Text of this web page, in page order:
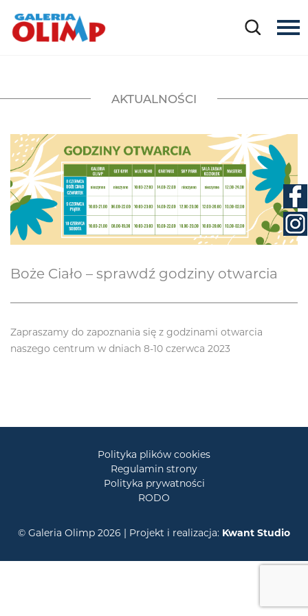
AKTUALNOŚCI
Boże Ciało – sprawdź godziny otwarcia
Zapraszamy do zapoznania się z godzinami otwarcia
naszego centrum w dniach 8-10 czerwca 2023
Polityka plików cookies
Regulamin strony
Polityka prywatności
RODO
© Galeria Olimp 2026 | Projekt i realizacja: Kwant Studio